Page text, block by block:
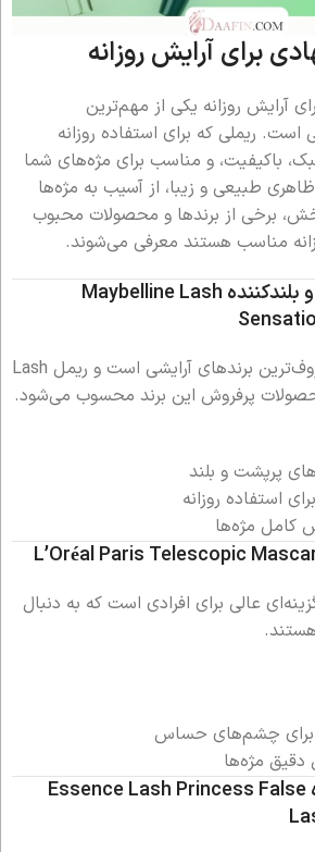
برای آرایش روزانه
آرایش روزانه یکی از مهم‌ترین
ریملی که برای استفاده روزانه
باکیفیت، و مناسب برای مژه‌های شما
ظاهری طبیعی و زیبا، از آسیب به مژه‌ها
برخی از برندها و محصولات محبوب
مناسب هستند معرفی می‌شوند.
Maybelline Lash
برند میبلین یکی از معروف‌ترین برندهای آرایشی است و ریمل Lash
پرپشت و بلند
استفاده روزانه
کامل مژه‌ها
L’Oréal Paris Telescopic
عالی برای افرادی است که به دنبال
برای چشم‌های حساس
مژه‌ها
Essence Lash Princess False